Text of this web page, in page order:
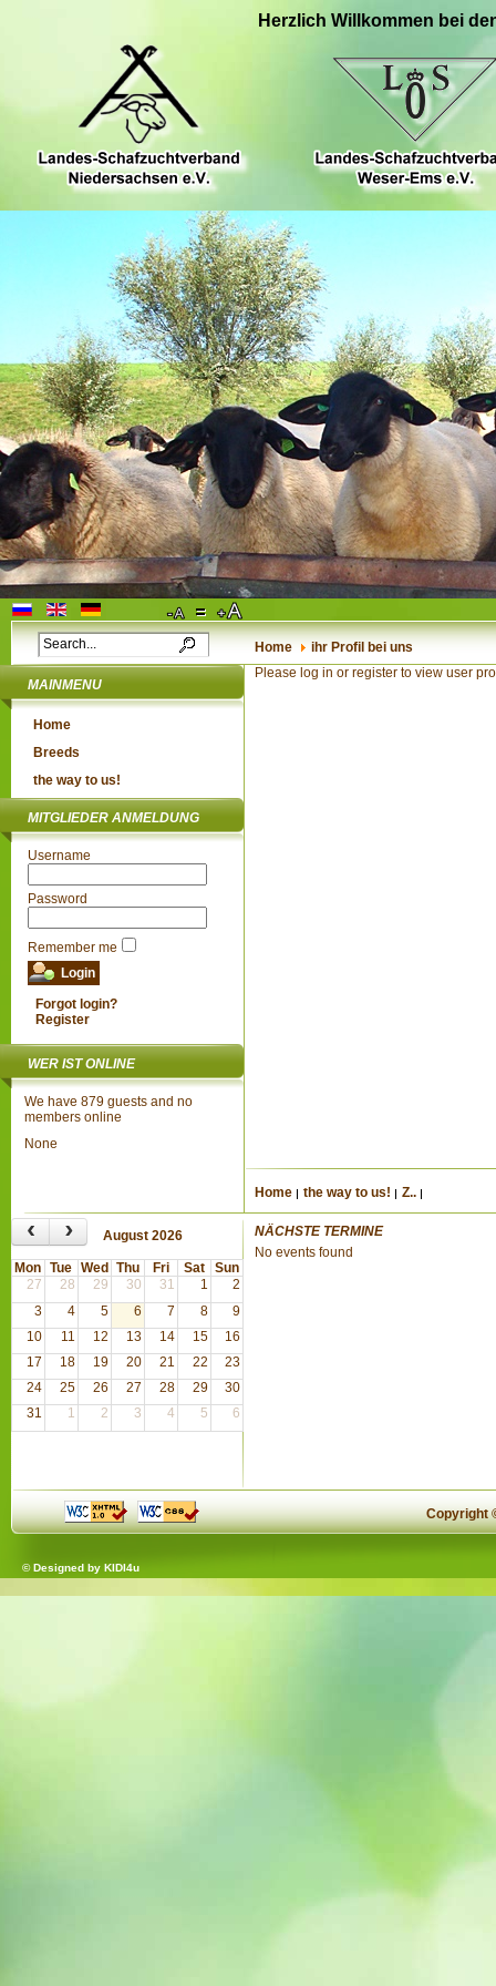
Herzlich Willkommen bei
Home ihr Profil bei uns
MAINMENU
Home
Breeds
the way to us!
MITGLIEDER ANMELDUNG
Username
Password
Remember me
Forgot login?
Register
WER IST ONLINE
We have 879 guests and no
members online
None
Please log in or register to view user
Home the way to us! Z..
‹ › August 2026
Mon Tue Wed Thu Fri Sat
Sun
27
28 29 30 31 1
2
3
4 5 6 7 8
9
10
11 12 13 14 15
16
17
18 19 20 21 22
23
24
25 26 27 28 29
30
31
1 2 3 4 5 6
NÄCHSTE TERMINE
No events found
Copyright
© Designed by KIDI4u